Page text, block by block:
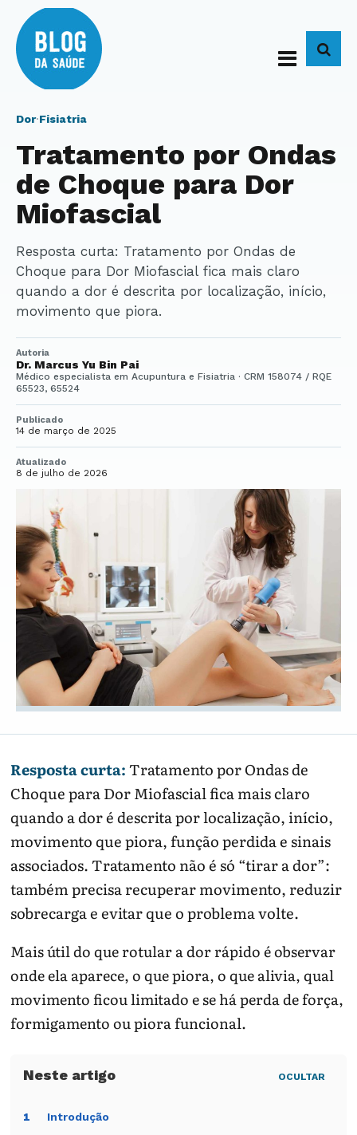
Dor·Fisiatria
Tratamento por Ondas
de Choque para Dor
Miofascial
Resposta curta: Tratamento por Ondas de
Choque para Dor Miofascial fica mais claro
quando a dor é descrita por localização, início,
movimento que piora.
Autoria
Dr. Marcus Yu Bin Pai
Médico especialista em Acupuntura e Fisiatria · CRM 158074 / RQE
65523, 65524
Publicado
14 de março de 2025
Atualizado
8 de julho de 2026
Resposta curta:Tratamento por Ondas de
Choque para Dor Miofascial fica mais claro
quando a dor é descrita por localização, início,
movimento que piora, função perdida e sinais
associados. Tratamento não é só “tirar a dor”:
também precisa recuperar movimento, reduzir
sobrecarga e evitar que o problema volte.
Mais útil do que rotular a dor rápido é observar
onde ela aparece, o que piora, o que alivia, qual
movimento ficou limitado e se há perda de força,
formigamento ou piora funcional.
OCULTAR
1 Introdução